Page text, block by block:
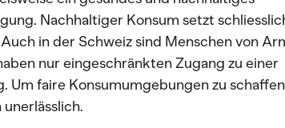
Nachhaltiger Konsum setzt
in der Schweiz sind Menschen von
nur eingeschränkten Zugang zu einer
Um faire Konsumumgebungen zu